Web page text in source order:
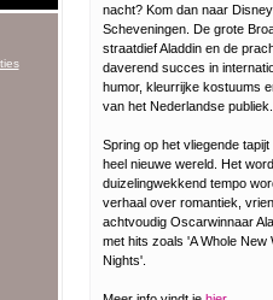
nacht? Kom dan naar
Scheveningen. De grote
straatdief Aladdin en de
daverend succes in
humor, kleurrijke kostuums
van het Nederlandse publiek.
Spring op het vliegende
heel nieuwe wereld. Het
duizelingwekkend tempo
verhaal over romantiek,
achtvoudig Oscarwinnaar
met hits zoals 'A Whole New
Nights'.